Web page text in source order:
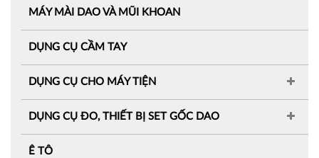
MÁY MÀI DAO VÀ MŨI KHOAN
DỤNG CỤ CẦM TAY
DỤNG CỤ CHO MÁY TIỆN
DỤNG CỤ ĐO, THIẾT BỊ SET GỐC DAO
Ê TÔ